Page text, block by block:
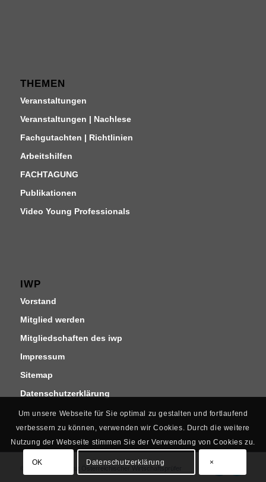
THEMEN
Veranstaltungen
Veranstaltungen | Nachlese
Fachgutachten | Richtlinien
Arbeitshilfen
FACHTAGUNG
Publikationen
Video Young Professionals
IWP
Vorstand
Mitglied werden
Mitgliedschaften des iwp
Impressum
Sitemap
Datenschutzerklärung
© Copyright - Institut Österreichischer Wirtschaftsprüfer
Um unsere Webseite für Sie optimal zu gestalten und fortlaufend
verbessern zu können, verwenden wir Cookies. Durch die weitere
Nutzung der Webseite stimmen Sie der Verwendung von Cookies zu.
OK Datenschutzerklärung ×